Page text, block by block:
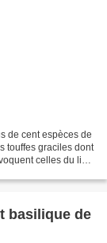
de cent espèces de
touffes graciles dont
celles du lin.
basilique de